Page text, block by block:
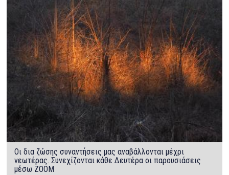
Οι δια ζώσης συναντήσεις μας αναβάλλονται μέχρι
νεωτέρας. Συνεχίζονται κάθε Δευτέρα οι παρουσιάσεις
μέσω ΖΟΟΜ